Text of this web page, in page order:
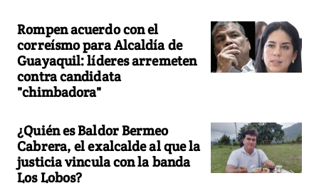
Rompen acuerdo con el
correísmo para Alcaldía de
Guayaquil: líderes arremeten
contra candidata
"chimbadora"
¿Quién es Baldor Bermeo
Cabrera, el exalcalde al que la
justicia vincula con la banda
Los Lobos?